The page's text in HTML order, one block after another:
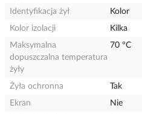
Identyfikacja żył
Kolor
Kolor izolacji
Kilka
Maksymalna
dopuszczalna temperatura
żyły
70 °C
Żyła ochronna
Tak
Ekran
Nie